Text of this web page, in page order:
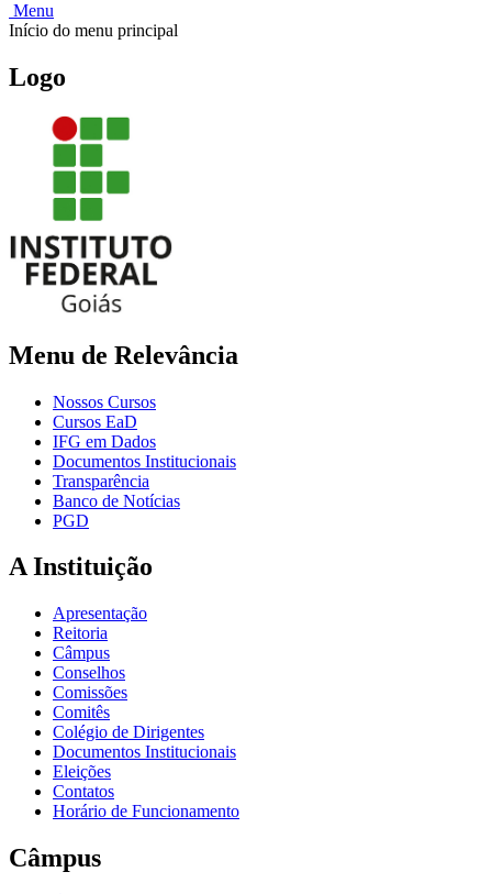
Menu
Início do menu principal
Logo
Menu de Relevância
Nossos Cursos
Cursos EaD
IFG em Dados
Documentos Institucionais
Transparência
Banco de Notícias
PGD
A Instituição
Apresentação
Reitoria
Câmpus
Conselhos
Comissões
Comitês
Colégio de Dirigentes
Documentos Institucionais
Eleições
Contatos
Horário de Funcionamento
Câmpus